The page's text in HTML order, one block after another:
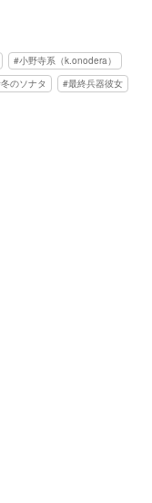
小野寺系（k.onodera）
冬のソナタ 最終兵器彼女